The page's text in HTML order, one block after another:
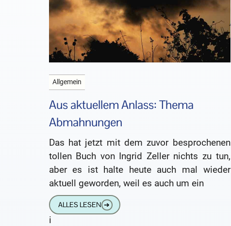
Allgemein
Aus aktuellem Anlass: Thema
Abmahnungen
Das hat jetzt mit dem zuvor besprochenen
tollen Buch von Ingrid Zeller nichts zu tun,
aber es ist halte heute auch mal wieder
aktuell geworden, weil es auch um ein
ALLES LESEN ➔
i